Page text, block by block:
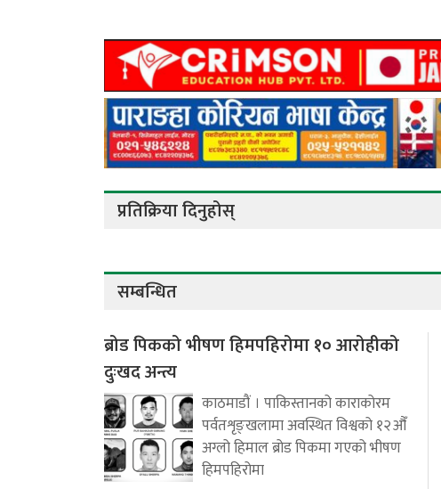
प्रतिक्रिया दिनुहोस्
सम्बन्धित
ब्रोड पिकको भीषण हिमपहिरोमा १० आरोहीको
दुःखद अन्त्य
काठमाडौं । पाकिस्तानको काराकोरम
पर्वतशृङ्खलामा अवस्थित विश्वको १२औँ
अग्लो हिमाल ब्रोड पिकमा गएको भीषण
हिमपहिरोमा